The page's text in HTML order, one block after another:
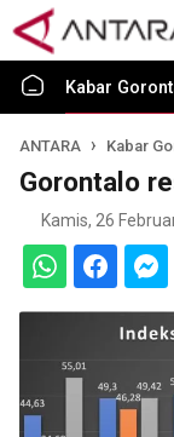
Kabar
ANTARA Kabar
Gorontalo
Kamis, 26